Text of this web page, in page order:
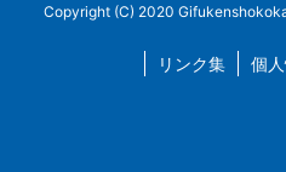
Copyright (C) 2020
リンク集 個